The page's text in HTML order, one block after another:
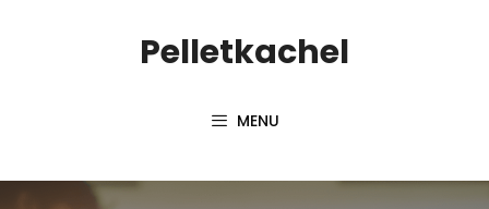
Pelletkachel
MENU